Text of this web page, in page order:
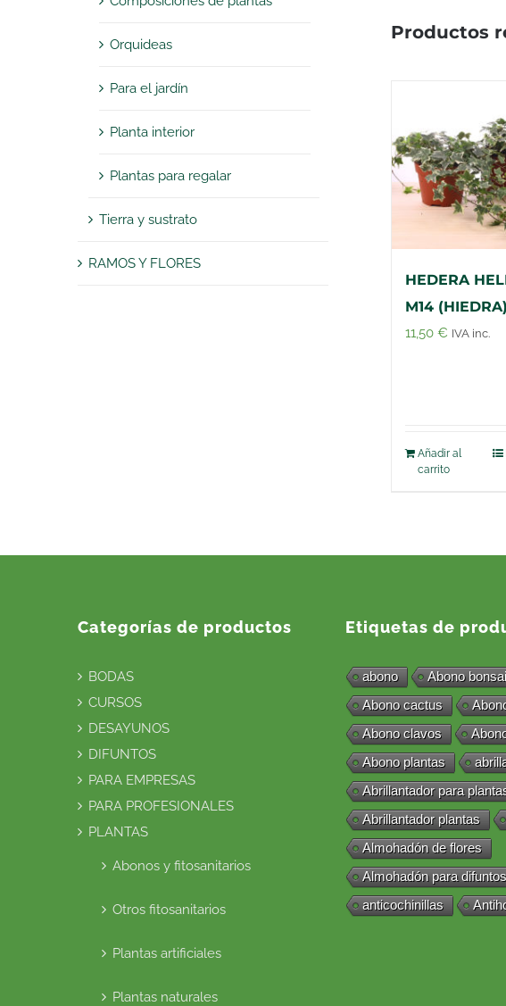
Productos
HEDERA
M14 (HIEDRA)
11,50 € IVA inc.
Añadir al
carrito
Orquideas
Para el jardín
Planta interior
Plantas para regalar
Tierra y sustrato
RAMOS Y FLORES
Categorías de productos
BODAS
CURSOS
DESAYUNOS
DIFUNTOS
PARA EMPRESAS
PARA PROFESIONALES
PLANTAS
Abonos y fitosanitarios
Otros fitosanitarios
Plantas artificiales
Plantas naturales
Etiquetas de
abono
Abono
Abono cactus
Abono clavos
Abono plantas
Abrillantador para
Abrillantador plantas
Almohadón de flores
Almohadón para difuntos
anticochinillas